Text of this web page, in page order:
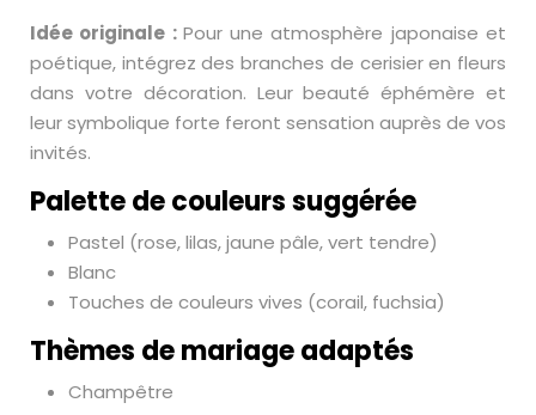
Idée originale : Pour une atmosphère japonaise et
poétique, intégrez des branches de cerisier en fleurs
dans votre décoration. Leur beauté éphémère et
leur symbolique forte feront sensation auprès de vos
invités.
Palette de couleurs suggérée
Pastel (rose, lilas, jaune pâle, vert tendre)
Blanc
Touches de couleurs vives (corail, fuchsia)
Thèmes de mariage adaptés
Champêtre